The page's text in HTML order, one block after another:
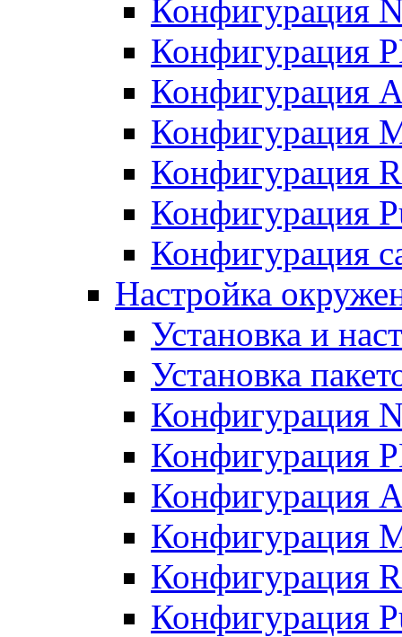
Конфигурация
Конфигурация
Конфигурация
Конфигурация
Конфигурация
Конфигурация
Конфигурация
Настройка
Установка и
Установка
Конфигурация
Конфигурация
Конфигурация
Конфигурация
Конфигурация
Конфигурация